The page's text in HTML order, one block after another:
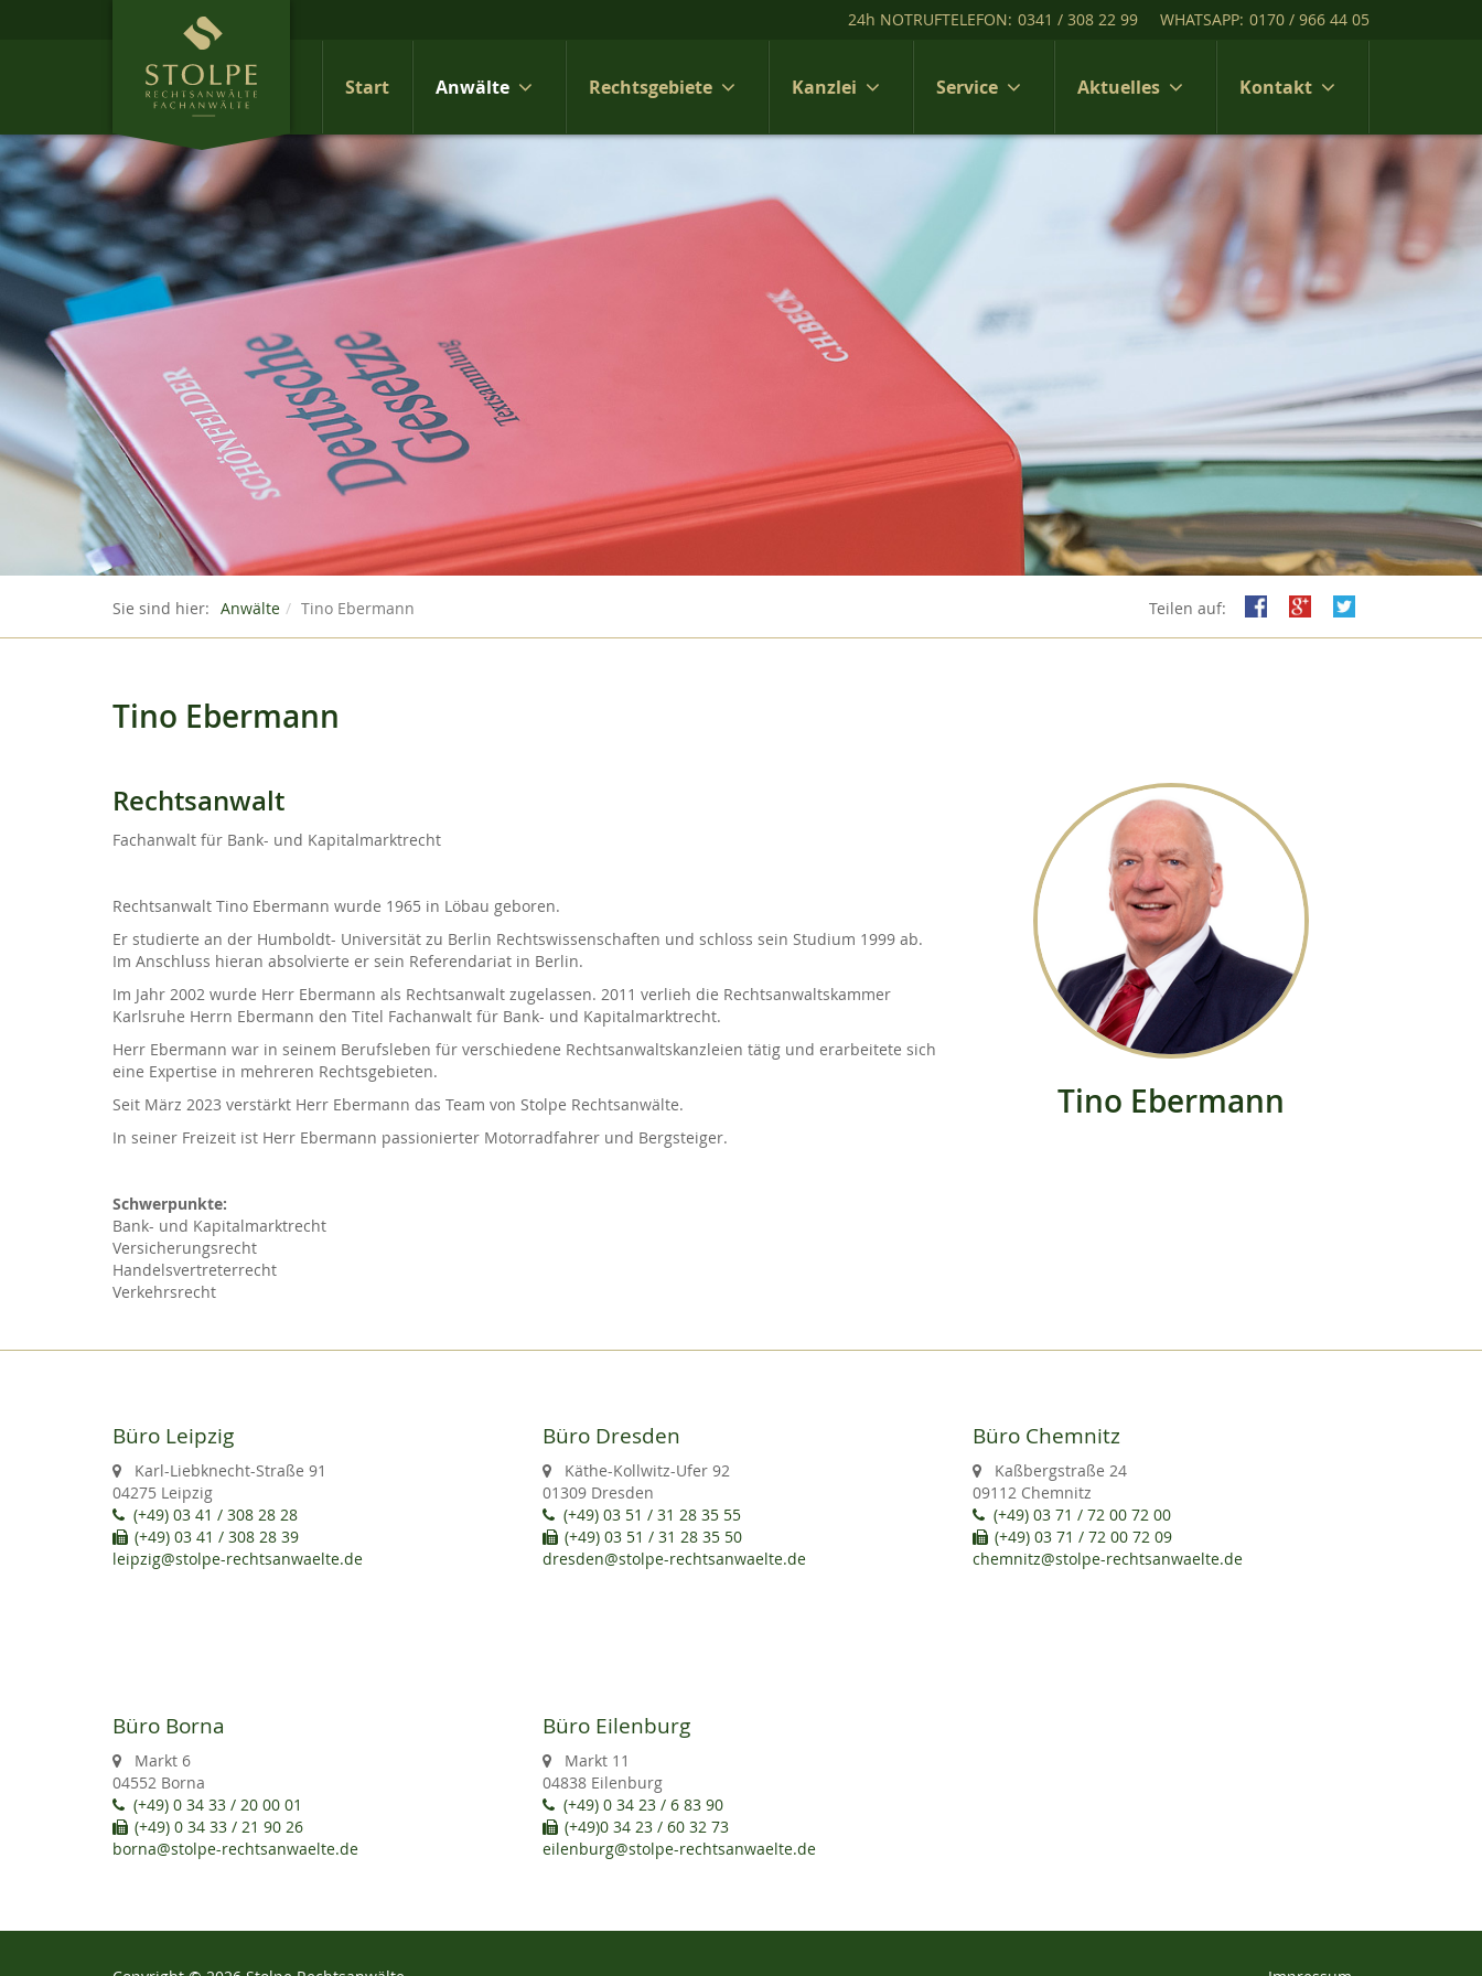
24h NOTRUFTELEFON: 0341 / 308 22 99 WHATSAPP: 0170 / 966 44 05
Start Anwälte Rechtsgebiete Kanzlei Service Aktuelles Kontakt
Sie sind hier: Anwälte Tino Ebermann Teilen auf:
Tino Ebermann
Rechtsanwalt
Fachanwalt für Bank- und Kapitalmarktrecht
Rechtsanwalt Tino Ebermann wurde 1965 in Löbau geboren.
Er studierte an der Humboldt- Universität zu Berlin Rechtswissenschaften und schloss sein Studium 1999 ab.
Im Anschluss hieran absolvierte er sein Referendariat in Berlin.
Im Jahr 2002 wurde Herr Ebermann als Rechtsanwalt zugelassen. 2011 verlieh die Rechtsanwaltskammer
Karlsruhe Herrn Ebermann den Titel Fachanwalt für Bank- und Kapitalmarktrecht.
Herr Ebermann war in seinem Berufsleben für verschiedene Rechtsanwaltskanzleien tätig und erarbeitete sich
eine Expertise in mehreren Rechtsgebieten.
Seit März 2023 verstärkt Herr Ebermann das Team von Stolpe Rechtsanwälte.
In seiner Freizeit ist Herr Ebermann passionierter Motorradfahrer und Bergsteiger.
Schwerpunkte:
Bank- und Kapitalmarktrecht
Versicherungsrecht
Handelsvertreterrecht
Verkehrsrecht
Tino Ebermann
Büro Leipzig
Karl-Liebknecht-Straße 91
04275 Leipzig
(+49) 03 41 / 308 28 28
(+49) 03 41 / 308 28 39
leipzig@stolpe-rechtsanwaelte.de
Büro Dresden
Käthe-Kollwitz-Ufer 92
01309 Dresden
(+49) 03 51 / 31 28 35 55
(+49) 03 51 / 31 28 35 50
dresden@stolpe-rechtsanwaelte.de
Büro Chemnitz
Kaßbergstraße 24
09112 Chemnitz
(+49) 03 71 / 72 00 72 00
(+49) 03 71 / 72 00 72 09
chemnitz@stolpe-rechtsanwaelte.de
Büro Borna
Markt 6
04552 Borna
(+49) 0 34 33 / 20 00 01
(+49) 0 34 33 / 21 90 26
borna@stolpe-rechtsanwaelte.de
Büro Eilenburg
Markt 11
04838 Eilenburg
(+49) 0 34 23 / 6 83 90
(+49)0 34 23 / 60 32 73
eilenburg@stolpe-rechtsanwaelte.de